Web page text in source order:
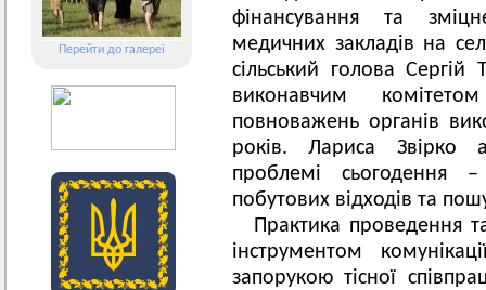
Перейти до галереї
фінансування та
медичних закладів на
сільський голова Сергій
виконавчим
повноважень органів
років. Лариса Звірко
проблемі сьогодення
побутових відходів та
Практика проведення
інструментом
запорукою тісної